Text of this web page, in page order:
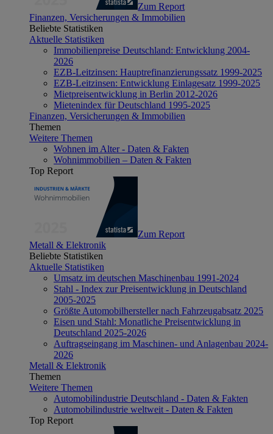
Zum Report
Finanzen, Versicherungen & Immobilien
Beliebte Statistiken
Aktuelle Statistiken
Immobilienpreise Deutschland: Entwicklung 2004-
2026
EZB-Leitzinsen: Hauptrefinanzierungssatz 1999-2025
EZB-Leitzinsen: Entwicklung Einlagesatz 1999-2025
Mietpreisentwicklung in Berlin 2012-2026
Mietenindex für Deutschland 1995-2025
Finanzen, Versicherungen & Immobilien
Themen
Weitere Themen
Wohnen im Alter - Daten & Fakten
Wohnimmobilien – Daten & Fakten
Top Report
Zum Report
Metall & Elektronik
Beliebte Statistiken
Aktuelle Statistiken
Umsatz im deutschen Maschinenbau 1991-2024
Stahl - Index zur Preisentwicklung in Deutschland
2005-2025
Größte Automobilhersteller nach Fahrzeugabsatz 2025
Eisen und Stahl: Monatliche Preisentwicklung in
Deutschland 2025-2026
Auftragseingang im Maschinen- und Anlagenbau 2024-
2026
Metall & Elektronik
Themen
Weitere Themen
Automobilindustrie Deutschland - Daten & Fakten
Automobilindustrie weltweit - Daten & Fakten
Top Report